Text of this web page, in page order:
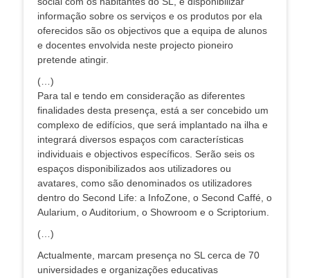
informação sobre os serviços e os produtos por ela
oferecidos são os objectivos que a equipa de alunos
e docentes envolvida neste projecto pioneiro
pretende atingir.
(…)
Para tal e tendo em consideração as diferentes
finalidades desta presença, está a ser concebido um
complexo de edifícios, que será implantado na ilha e
integrará diversos espaços com características
individuais e objectivos específicos. Serão seis os
espaços disponibilizados aos utilizadores ou
avatares, como são denominados os utilizadores
dentro do Second Life: a InfoZone, o Second Caffé, o
Aularium, o Auditorium, o Showroom e o Scriptorium.
(…)
Actualmente, marcam presença no SL cerca de 70
universidades e organizações educativas